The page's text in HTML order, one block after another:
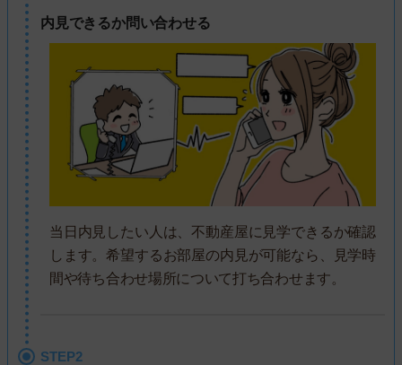
内見できるか問い合わせる
当日内見したい人は、不動産屋に見学できるか確認
します。希望するお部屋の内見が可能なら、見学時
間や待ち合わせ場所について打ち合わせます。
STEP2